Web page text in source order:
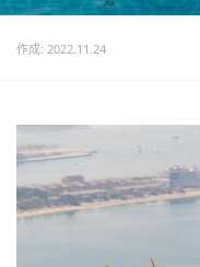
作成: 2022.11.24